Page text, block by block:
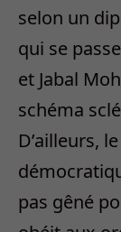
selon un
qui se
et Jabal
schéma
D’ailleurs,
pas gêné